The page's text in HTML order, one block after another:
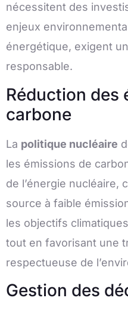
nécessitent des
enjeux
énergétique, exigent
responsable.
Réduction des
carbone
La politique nucléaire
les émissions de
de l’énergie nucléaire,
source à faible
les objectifs
tout en favorisant une
respectueuse de
Gestion des